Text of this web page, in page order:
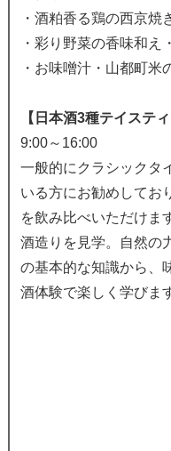
・酒粕香る鶏の西京
・彩り野菜の香味和え
・お味噌汁・山都町米
【日本酒3種テイスティ
9:00～16:00
一般的にクラシックタ
いる方にお勧めしてお
を飲み比べいただけま
酒造りを見学。自然の
の基本的な知識から、
酒体験で楽しく学びま